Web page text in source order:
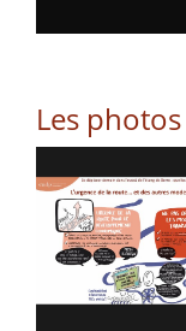
Les photos